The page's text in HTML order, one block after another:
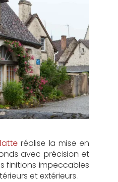
réalise la mise en
avec précision et
finitions impeccables
et extérieurs.